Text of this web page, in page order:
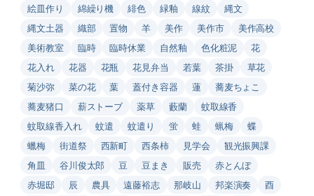
絵皿作り
綿繰り機 緋色 緑釉 線紋
縄文
縄文土器
織部 置物 羊 美作 美作市
美作高校
美術教室
臨時 臨時休業 自然釉 色化粧泥
花
花入れ
花器 花瓶 花見弁当 若葉 茶掛
草花
菊沙弥
菜の花 葉 蓋付き容器 蓮
蕎麦ちょこ
蕎麦猪口
薪ストーブ 薬草 藪蘭
蚊取線香
蚊取線香入れ
蚊遣 蚊遣り 蛍 蛙 蝋梅
蝶
蠟梅
街道祭 西新町 西条柿 見学会
観光振興課
角皿
谷川俊太郎 豆 豆まき 販売
赤とんぼ
赤堀邸
辰 農具 遠藤裕志 那岐山 邦楽演奏
酉